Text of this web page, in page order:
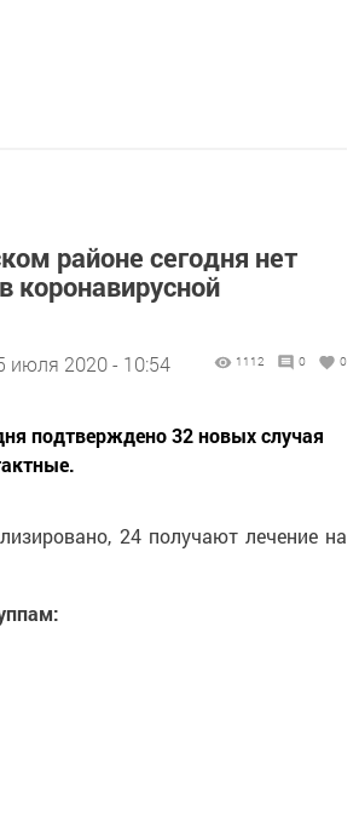
районе сегодня нет
коронавирусной
июля 2020 - 10:54 1112 0 0
подтверждено 32 новых случая
24 получают лечение на